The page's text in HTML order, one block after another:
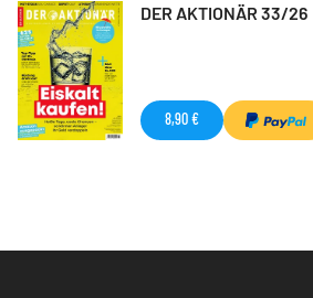
DER AKTIONÄR 33/26
8,90 €